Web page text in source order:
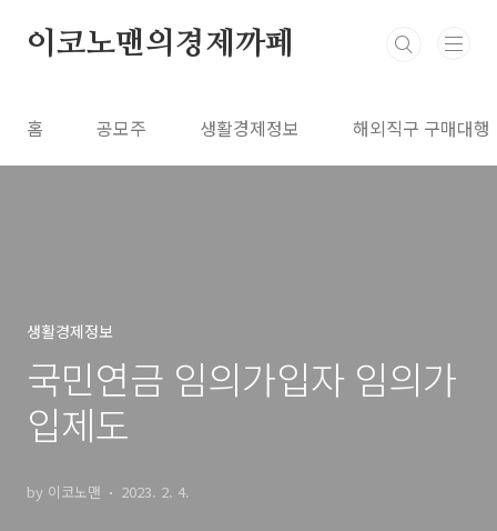
이코노맨의경제까페
홈 공모주 생활경제정보 해외직구 구매대행
생활경제정보
국민연금 임의가입자 임의가
입제도
by 이코노맨 2023. 2. 4.